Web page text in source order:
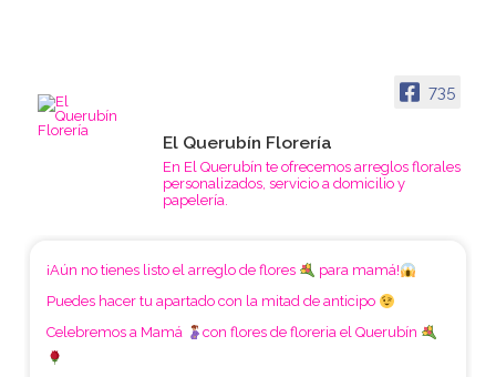
735
El Querubín Florería
En El Querubín te ofrecemos arreglos florales
personalizados, servicio a domicilio y
papelería.
¡Aún no tienes listo el arreglo de flores
para mamá!
Puedes hacer tu apartado con la mitad de anticipo
Celebremos a Mamá
con flores de floreria el Querubín